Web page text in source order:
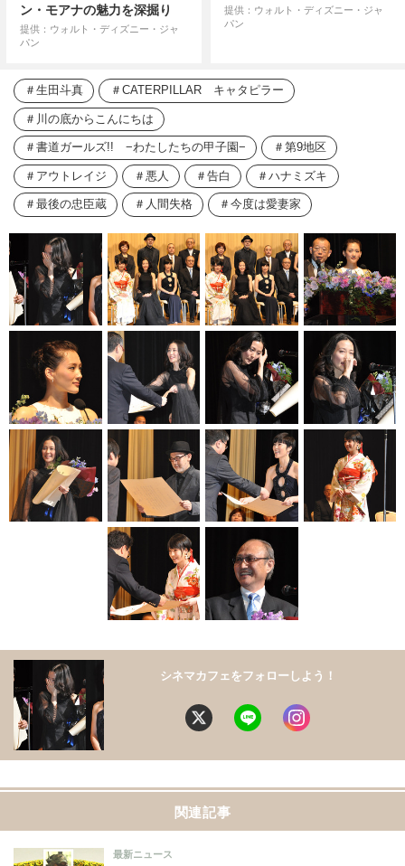
ン・モアナの魅力を深掘り
提供：ウォルト・ディズニー・ジャ
パン
提供：ウォルト・ディズニー・ジャ
パン
生田斗真 CATERPILLAR キャタピラー
川の底からこんにちは
書道ガールズ!! −わたしたちの甲子園− 第9地区
アウトレイジ 悪人 告白 ハナミズキ
最後の忠臣蔵 人間失格 今度は愛妻家
シネマカフェをフォローしよう！
関連記事
最新ニュース